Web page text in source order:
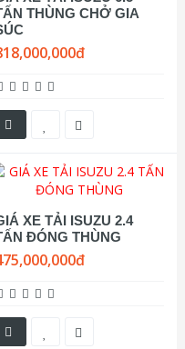
THÙNG CHỞ GIA
XE TẢI ISUZU 2.4
ĐÓNG THÙNG